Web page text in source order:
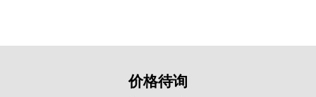
价格待询